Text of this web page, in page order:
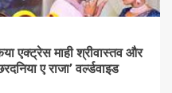
एक्ट्रेस माही श्रीवास्तव और
ए राजा’ वर्ल्डवाइड